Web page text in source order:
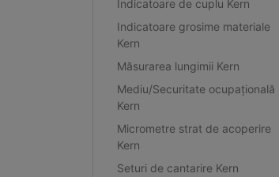
Indicatoare de cuplu Kern
Indicatoare grosime materiale
Kern
Măsurarea lungimii Kern
Mediu/Securitate ocupațională
Kern
Micrometre strat de acoperire
Kern
Seturi de cantarire Kern